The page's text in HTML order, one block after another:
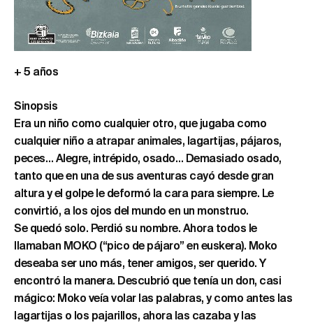
+ 5 años
Sinopsis
Era un niño como cualquier otro, que jugaba como
cualquier niño a atrapar animales, lagartijas, pájaros,
peces… Alegre, intrépido, osado… Demasiado osado,
tanto que en una de sus aventuras cayó desde gran
altura y el golpe le deformó la cara para siempre. Le
convirtió, a los ojos del mundo en un monstruo.
Se quedó solo. Perdió su nombre. Ahora todos le
llamaban MOKO (“pico de pájaro” en euskera). Moko
deseaba ser uno más, tener amigos, ser querido. Y
encontró la manera. Descubrió que tenía un don, casi
mágico: Moko veía volar las palabras, y como antes las
lagartijas o los pajarillos, ahora las cazaba y las